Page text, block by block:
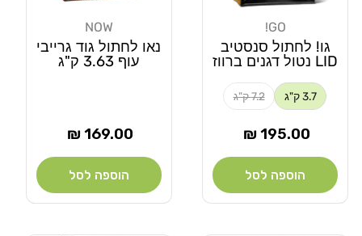
GO!
גו! לחתול סנסטיב
LID נטול דגנים ברווז
3.7 ק"ג 7.2 ק"ג
מחיר
195.00 ₪
הוספה לסל
NOW
נאו לחתול גוד גרייבי
עוף 3.63 ק"ג
מחיר
169.00 ₪
הוספה לסל